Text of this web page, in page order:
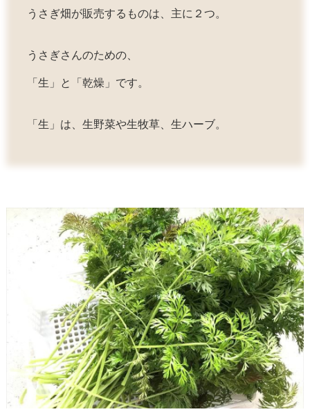
うさぎ畑が販売するものは、主に２つ。
うさぎさんのための、
「生」と「乾燥」です。
「生」は、生野菜や生牧草、生ハーブ。